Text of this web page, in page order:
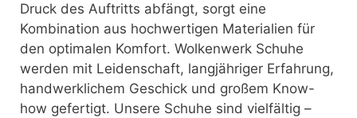
Druck des Auftritts abfängt, sorgt eine
Kombination aus hochwertigen Materialien für
den optimalen Komfort. Wolkenwerk Schuhe
werden mit Leidenschaft, langjähriger Erfahrung,
handwerklichem Geschick und großem Know-
how gefertigt. Unsere Schuhe sind vielfältig –